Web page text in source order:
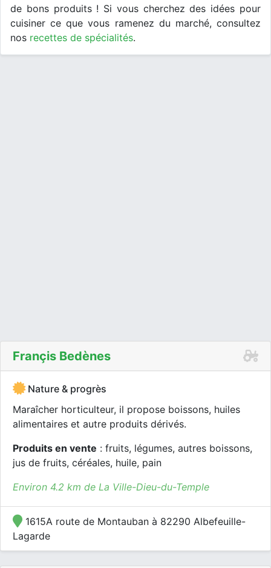
de bons produits ! Si vous cherchez des idées pour
cuisiner ce que vous ramenez du marché, consultez
nos recettes de spécialités.
Françis Bedènes
Nature & progrès
Maraîcher horticulteur, il propose boissons, huiles
alimentaires et autre produits dérivés.
Produits en vente : fruits, légumes, autres boissons,
jus de fruits, céréales, huile, pain
Environ 4.2 km de La Ville-Dieu-du-Temple
1615A route de Montauban à 82290 Albefeuille-
Lagarde